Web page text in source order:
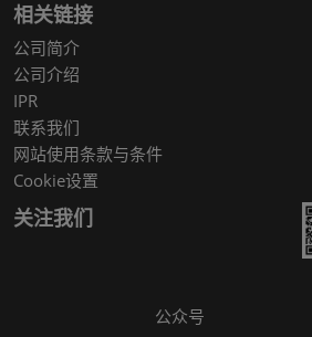
相关链接
公司简介
公司介绍
IPR
联系我们
网站使用条款与条件
Cookie设置
关注我们
公众号